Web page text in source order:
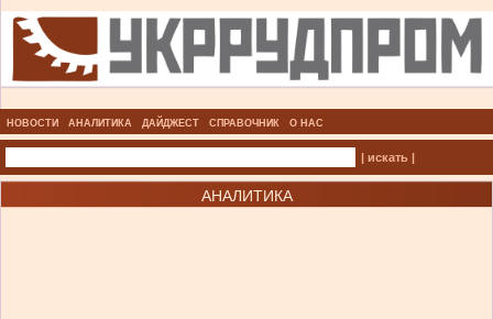
НОВОСТИ АНАЛИТИКА ДАЙДЖЕСТ СПРАВОЧНИК О НАС
| искать |
АНАЛИТИКА